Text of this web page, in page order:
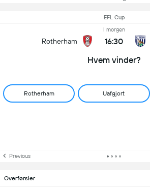
EFL Cup
Rotherham
I morgen
16:30
Hvem vinder?
Rotherham Uafgjort
Previous
Overførsler